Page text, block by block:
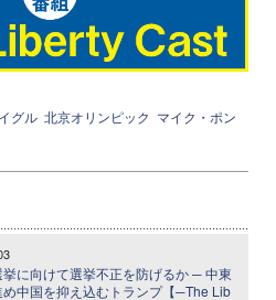
グル 北京オリンピック マイク・ポン
に向けて選挙不正を防げるか ─ 中東
め中国を抑え込むトランプ【─The Lib